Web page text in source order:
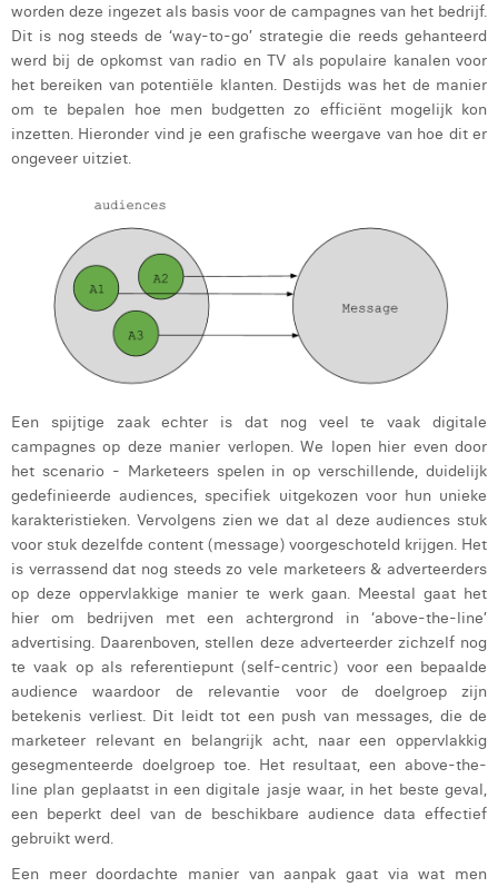
Linda Kraim
Lisa Protin
Lore Fierens
Lotte Vranckx
Lucas Taels
Manon Houppertz
Margaux Marien
Margaux Snakkers
Mathias Segers
Matthias Langenaeker
Ninon Chevalier
Olivia Lohest
Pieter Maesmans
Sebastiaan Reeskamp
Sven Bosschem
Thomas Kurevic
Thomas Riis
Victor Hayot
worden deze ingezet als basis voor de campagnes van het bedrijf.
Dit is nog steeds de ‘way-to-go’ strategie die reeds gehanteerd
werd bij de opkomst van radio en TV als populaire kanalen voor
het bereiken van potentiële klanten. Destijds was het de manier
om te bepalen hoe men budgetten zo efficiënt mogelijk kon
inzetten. Hieronder vind je een grafische weergave van hoe dit er
ongeveer uitziet.
Een spijtige zaak echter is dat nog veel te vaak digitale
campagnes op deze manier verlopen. We lopen hier even door
het scenario - Marketeers spelen in op verschillende, duidelijk
gedefinieerde audiences, specifiek uitgekozen voor hun unieke
karakteristieken. Vervolgens zien we dat al deze audiences stuk
voor stuk dezelfde content (message) voorgeschoteld krijgen. Het
is verrassend dat nog steeds zo vele marketeers & adverteerders
op deze oppervlakkige manier te werk gaan. Meestal gaat het
hier om bedrijven met een achtergrond in ‘above-the-line’
advertising. Daarenboven, stellen deze adverteerder zichzelf nog
te vaak op als referentiepunt (self-centric) voor een bepaalde
audience waardoor de relevantie voor de doelgroep zijn
betekenis verliest. Dit leidt tot een push van messages, die de
marketeer relevant en belangrijk acht, naar een oppervlakkig
gesegmenteerde doelgroep toe. Het resultaat, een above-the-
line plan geplaatst in een digitale jasje waar, in het beste geval,
een beperkt deel van de beschikbare audience data effectief
gebruikt werd.
Een meer doordachte manier van aanpak gaat via wat men